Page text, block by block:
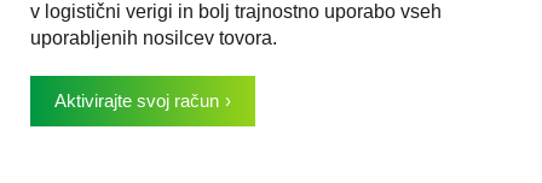
v logistični verigi in bolj trajnostno uporabo vseh
uporabljenih nosilcev tovora.
Aktivirajte svoj račun